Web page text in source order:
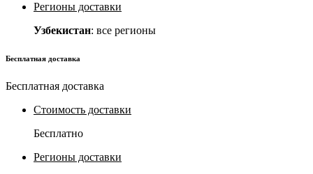
Регионы доставки
Узбекистан: все регионы
Бесплатная доставка
Бесплатная доставка
Стоимость доставки
Бесплатно
Регионы доставки